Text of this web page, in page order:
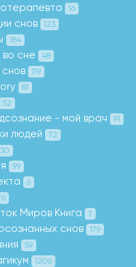
16
снов 123
184
сне 48
снов 119
81
52
- мой врач 91
людей 72
30
99
6
Миров Книга 7
снов 179
59
1206